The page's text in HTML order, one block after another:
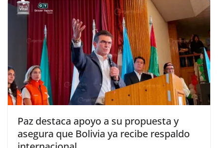
Paz destaca apoyo a su propuesta y
asegura que Bolivia ya recibe respaldo